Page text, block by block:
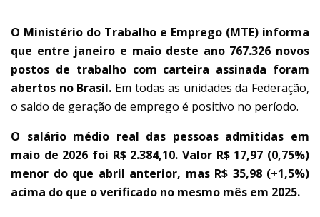
O Ministério do Trabalho e Emprego (MTE) informa
que entre janeiro e maio deste ano 767.326 novos
postos de trabalho com carteira assinada foram
abertos no Brasil. Em todas as unidades da Federação,
o saldo de geração de emprego é positivo no período.
O salário médio real das pessoas admitidas em
maio de 2026 foi R$ 2.384,10. Valor R$ 17,97 (0,75%)
menor do que abril anterior, mas R$ 35,98 (+1,5%)
acima do que o verificado no mesmo mês em 2025.